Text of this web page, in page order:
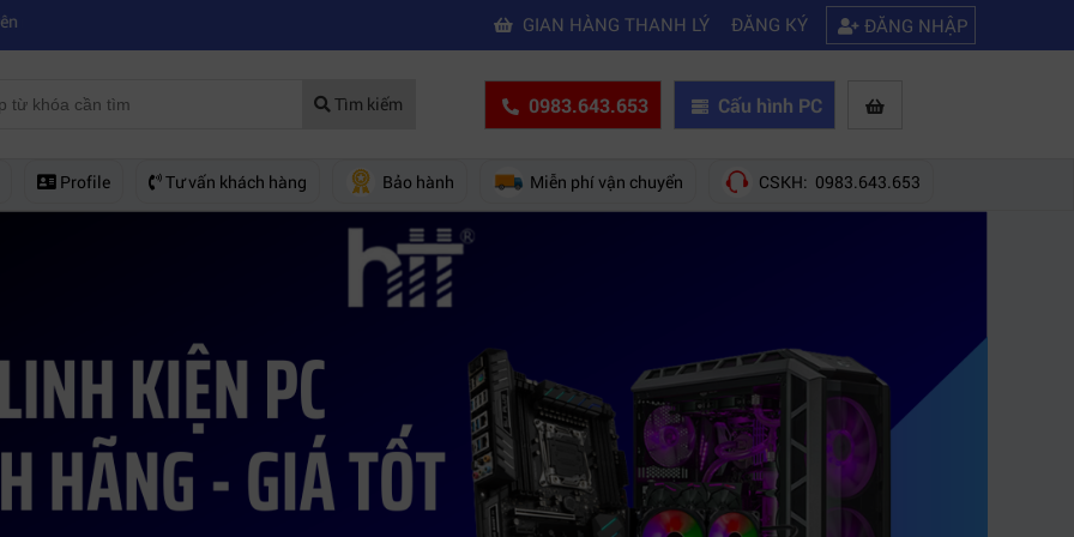
quay phim hd giá rẻ nên mua của hãng nào? Mách bạn 5 cách khắc phục laptop không kết nối được wifi Kinh nghiệm chọn mua máy
GIAN HÀNG THANH LÝ ĐĂNG KÝ ĐĂNG NHẬP
Tìm kiếm 0983.643.653 Cấu hình PC
Profile Tư vấn khách hàng Bảo hành Miễn phí vận chuyển CSKH: 0983.643.653